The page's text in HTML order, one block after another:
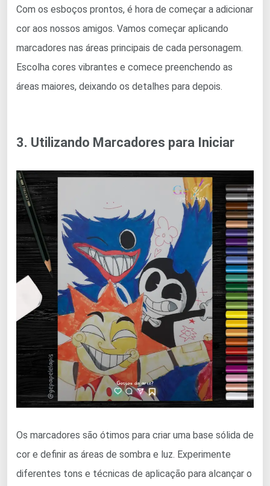
Com os esboços prontos, é hora de começar a adicionar
cor aos nossos amigos. Vamos começar aplicando
marcadores nas áreas principais de cada personagem.
Escolha cores vibrantes e comece preenchendo as
áreas maiores, deixando os detalhes para depois.
3. Utilizando Marcadores para Iniciar
Os marcadores são ótimos para criar uma base sólida de
cor e definir as áreas de sombra e luz. Experimente
diferentes tons e técnicas de aplicação para alcançar o